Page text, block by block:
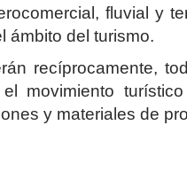
fluvial y
ámbito del turismo.
recíprocamente,
el movimiento
y materiales de